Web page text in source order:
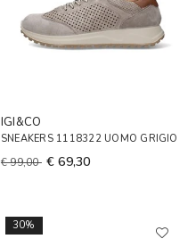
IGI&CO
SNEAKERS 1118322 UOMO GRIGIO
€ 99,00 € 69,30
30%